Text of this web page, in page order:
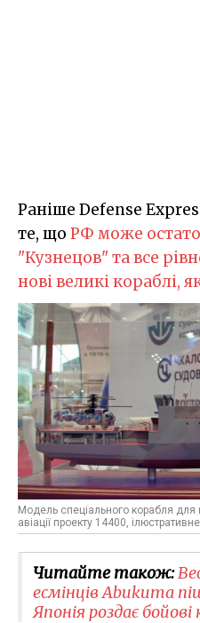
Раніше Defense
те, що РФ може
"Кузнецов" та все
нові великі кораблі,
Модель спеціального корабля для
авіації проекту 14400,
Читайте також:
есмінців Abukuma
Японія роздає бойові